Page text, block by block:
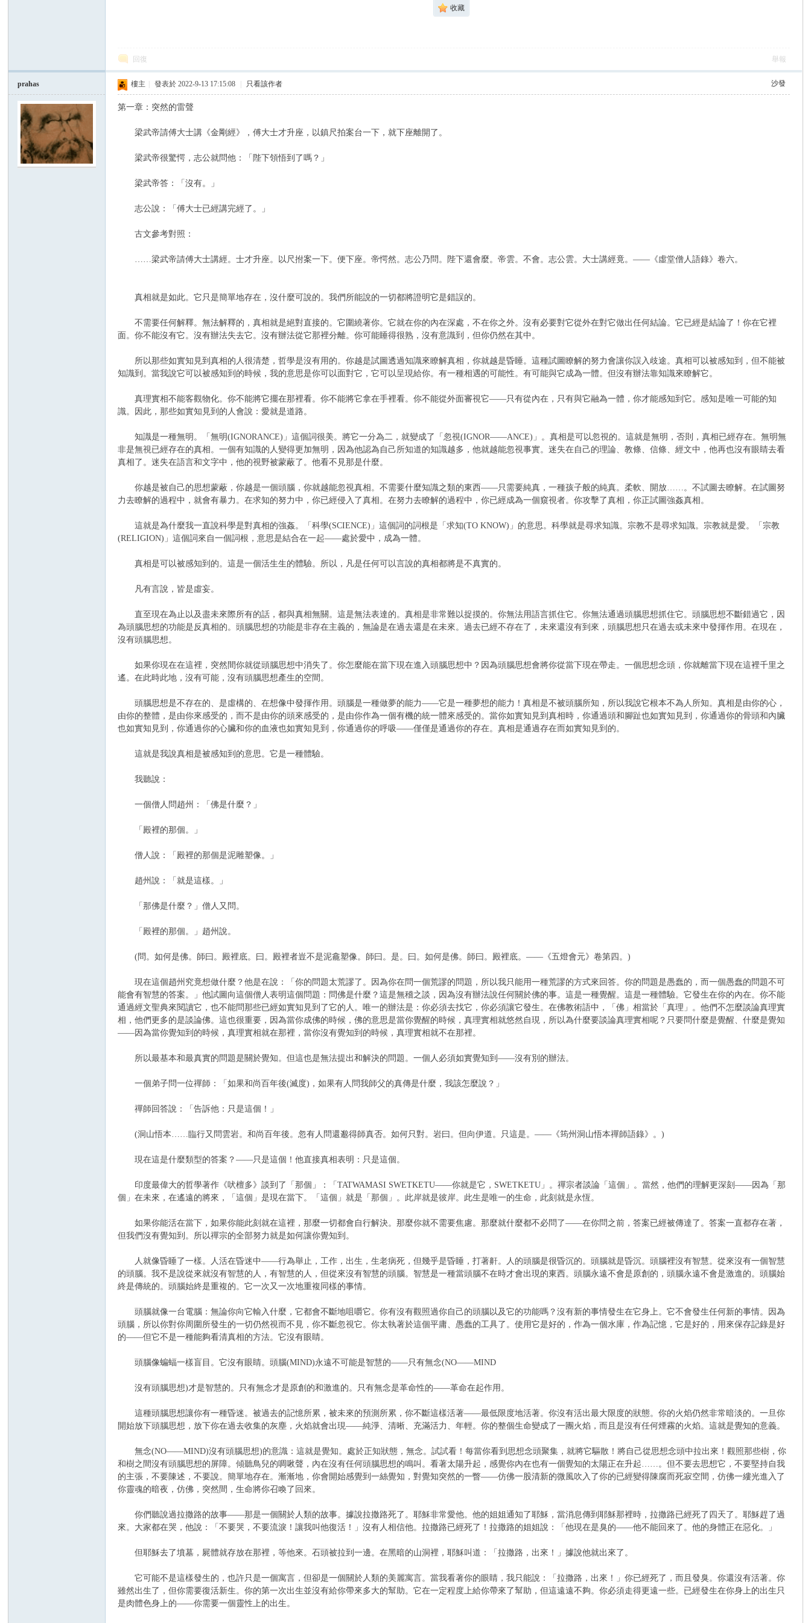
收藏
回復 舉報
prahas 沙發
樓主 發表於 2022-9-13 17:15:08 只看該作者
第一章：突然的雷聲
梁武帝請傅大士講《金剛經》，傅大士才升座，以鎮尺拍案台一下，就下座離開了。
梁武帝很驚愕，志公就問他：「陛下領悟到了嗎？」
梁武帝答：「沒有。」
志公說：「傅大士已經講完經了。」
古文參考對照：
……梁武帝請傅大士講經。士才升座。以尺拊案一下。便下座。帝愕然。志公乃問。陛下還會麼。帝雲。不會。志公雲。大士講經竟。——《虛堂僧人語錄》卷六。
真相就是如此。它只是簡單地存在，沒什麼可說的。我們所能說的一切都將證明它是錯誤的。
不需要任何解釋。無法解釋的，真相就是絕對直接的。它圍繞著你。它就在你的內在深處，不在你之外。沒有必要對它從外在對它做出任何結論。它已經是結論了！你在它裡
面。你不能沒有它。沒有辦法失去它。沒有辦法從它那裡分離。你可能睡得很熟，沒有意識到，但你仍然在其中。
所以那些如實知見到真相的人很清楚，哲學是沒有用的。你越是試圖透過知識來瞭解真相，你就越是昏睡。這種試圖瞭解的努力會讓你誤入歧途。真相可以被感知到，但不能被
知識到。當我說它可以被感知到的時候，我的意思是你可以面對它，它可以呈現給你。有一種相遇的可能性。有可能與它成為一體。但沒有辦法靠知識來瞭解它。
真理實相不能客觀物化。你不能將它擺在那裡看。你不能將它拿在手裡看。你不能從外面審視它——只有從內在，只有與它融為一體，你才能感知到它。感知是唯一可能的知
識。因此，那些如實知見到的人會說：愛就是道路。
知識是一種無明。「無明(IGNORANCE)」這個詞很美。將它一分為二，就變成了「忽視(IGNOR——ANCE)」。真相是可以忽視的。這就是無明，否則，真相已經存在。無明無
非是無視已經存在的真相。一個有知識的人變得更加無明，因為他認為自己所知道的知識越多，他就越能忽視事實。迷失在自己的理論、教條、信條、經文中，他再也沒有眼睛去看
真相了。迷失在語言和文字中，他的視野被蒙蔽了。他看不見那是什麼。
你越是被自己的思想蒙蔽，你越是一個頭腦，你就越能忽視真相。不需要什麼知識之類的東西——只需要純真，一種孩子般的純真。柔軟、開放……。不試圖去瞭解。在試圖努
力去瞭解的過程中，就會有暴力。在求知的努力中，你已經侵入了真相。在努力去瞭解的過程中，你已經成為一個窺視者。你攻擊了真相，你正試圖強姦真相。
這就是為什麼我一直說科學是對真相的強姦。「科學(SCIENCE)」這個詞的詞根是「求知(TO KNOW)」的意思。科學就是尋求知識。宗教不是尋求知識。宗教就是愛。「宗教
(RELIGION)」這個詞來自一個詞根，意思是結合在一起——處於愛中，成為一體。
真相是可以被感知到的。這是一個活生生的體驗。所以，凡是任何可以言說的真相都將是不真實的。
凡有言說，皆是虛妄。
直至現在為止以及盡未來際所有的話，都與真相無關。這是無法表達的。真相是非常難以捉摸的。你無法用語言抓住它。你無法通過頭腦思想抓住它。頭腦思想不斷錯過它，因
為頭腦思想的功能是反真相的。頭腦思想的功能是非存在主義的，無論是在過去還是在未來。過去已經不存在了，未來還沒有到來，頭腦思想只在過去或未來中發揮作用。在現在，
沒有頭腦思想。
如果你現在在這裡，突然間你就從頭腦思想中消失了。你怎麼能在當下現在進入頭腦思想中？因為頭腦思想會將你從當下現在帶走。一個思想念頭，你就離當下現在這裡千里之
遙。在此時此地，沒有可能，沒有頭腦思想產生的空間。
頭腦思想是不存在的、是虛構的、在想像中發揮作用。頭腦是一種做夢的能力——它是一種夢想的能力！真相是不被頭腦所知，所以我說它根本不為人所知。真相是由你的心，
由你的整體，是由你來感受的，而不是由你的頭來感受的，是由你作為一個有機的統一體來感受的。當你如實知見到真相時，你通過頭和腳趾也如實知見到，你通過你的骨頭和內臟
也如實知見到，你通過你的心臟和你的血液也如實知見到，你通過你的呼吸——僅僅是通過你的存在。真相是通過存在而如實知見到的。
這就是我說真相是被感知到的意思。它是一種體驗。
我聽說：
一個僧人問趙州：「佛是什麼？」
「殿裡的那個。」
僧人說：「殿裡的那個是泥雕塑像。」
趙州說：「就是這樣。」
「那佛是什麼？」僧人又問。
「殿裡的那個。」趙州說。
(問。如何是佛。師曰。殿裡底。曰。殿裡者豈不是泥龕塑像。師曰。是。曰。如何是佛。師曰。殿裡底。——《五燈會元》卷第四。)
現在這個趙州究竟想做什麼？他是在說：「你的問題太荒謬了。因為你在問一個荒謬的問題，所以我只能用一種荒謬的方式來回答。你的問題是愚蠢的，而一個愚蠢的問題不可
能會有智慧的答案。」他試圖向這個僧人表明這個問題：問佛是什麼？這是無稽之談，因為沒有辦法說任何關於佛的事。這是一種覺醒。這是一種體驗。它發生在你的內在。你不能
通過經文聖典來閱讀它，也不能問那些已經如實知見到了它的人。唯一的辦法是：你必須去找它，你必須讓它發生。在佛教術語中，「佛」相當於「真理」。他們不怎麼談論真理實
相，他們更多的是談論佛。這也很重要，因為當你成佛的時候，佛的意思是當你覺醒的時候，真理實相就悠然自現，所以為什麼要談論真理實相呢？只要問什麼是覺醒、什麼是覺知
——因為當你覺知到的時候，真理實相就在那裡，當你沒有覺知到的時候，真理實相就不在那裡。
所以最基本和最真實的問題是關於覺知。但這也是無法提出和解決的問題。一個人必須如實覺知到——沒有別的辦法。
一個弟子問一位禪師：「如果和尚百年後(滅度)，如果有人問我師父的真傳是什麼，我該怎麼說？」
禪師回答說：「告訴他：只是這個！」
(洞山悟本……臨行又問雲岩。和尚百年後。忽有人問還邈得師真否。如何只對。岩曰。但向伊道。只這是。——《筠州洞山悟本禪師語錄》。)
現在這是什麼類型的答案？——只是這個！他直接真相表明：只是這個。
印度最偉大的哲學著作《吠檀多》談到了「那個」：「TATWAMASI SWETKETU——你就是它，SWETKETU」。禪宗者談論「這個」。當然，他們的理解更深刻——因為「那
個」在未來，在遙遠的將來，「這個」是現在當下。「這個」就是「那個」。此岸就是彼岸。此生是唯一的生命，此刻就是永恆。
如果你能活在當下，如果你能此刻就在這裡，那麼一切都會自行解決。那麼你就不需要焦慮。那麼就什麼都不必問了——在你問之前，答案已經被傳達了。答案一直都存在著，
但我們沒有覺知到。所以禪宗的全部努力就是如何讓你覺知到。
人就像昏睡了一樣。人活在昏迷中——行為舉止，工作，出生，生老病死，但幾乎是昏睡，打著鼾。人的頭腦是很昏沉的。頭腦就是昏沉。頭腦裡沒有智慧。從來沒有一個智慧
的頭腦。我不是說從來就沒有智慧的人，有智慧的人，但從來沒有智慧的頭腦。智慧是一種當頭腦不在時才會出現的東西。頭腦永遠不會是原創的，頭腦永遠不會是激進的。頭腦始
終是傳統的。頭腦始終是重複的。它一次又一次地重複同樣的事情。
頭腦就像一台電腦：無論你向它輸入什麼，它都會不斷地咀嚼它。你有沒有觀照過你自己的頭腦以及它的功能嗎？沒有新的事情發生在它身上。它不會發生任何新的事情。因為
頭腦，所以你對你周圍所發生的一切仍然視而不見，你不斷忽視它。你太執著於這個平庸、愚蠢的工具了。使用它是好的，作為一個水庫，作為記憶，它是好的，用來保存記錄是好
的——但它不是一種能夠看清真相的方法。它沒有眼睛。
頭腦像蝙蝠一樣盲目。它沒有眼睛。頭腦(MIND)永遠不可能是智慧的——只有無念(NO——MIND
沒有頭腦思想)才是智慧的。只有無念才是原創的和激進的。只有無念是革命性的——革命在起作用。
這種頭腦思想讓你有一種昏迷。被過去的記憶所累，被未來的預測所累，你不斷這樣活著——最低限度地活著。你沒有活出最大限度的狀態。你的火焰仍然非常暗淡的。一旦你
開始放下頭腦思想，放下你在過去收集的灰塵，火焰就會出現——純淨、清晰、充滿活力、年輕。你的整個生命變成了一團火焰，而且是沒有任何煙霧的火焰。這就是覺知的意義。
無念(NO——MIND)沒有頭腦思想)的意識：這就是覺知。處於正知狀態，無念。試試看！每當你看到思想念頭聚集，就將它驅散！將自己從思想念頭中拉出來！觀照那些樹，你
和樹之間沒有頭腦思想的屏障。傾聽鳥兒的啁啾聲，內在沒有任何頭腦思想的鳴叫。看著太陽升起，感覺你內在也有一個覺知的太陽正在升起……。但不要去思想它，不要堅持自我
的主張，不要陳述，不要說。簡單地存在。漸漸地，你會開始感覺到一絲覺知，對覺知突然的一瞥——仿佛一股清新的微風吹入了你的已經變得陳腐而死寂空間，仿佛一縷光進入了
你靈魂的暗夜，仿佛，突然間，生命將你召喚了回來。
你們聽說過拉撒路的故事——那是一個關於人類的故事。據說拉撒路死了。耶穌非常愛他。他的姐姐通知了耶穌，當消息傳到耶穌那裡時，拉撒路已經死了四天了。耶穌趕了過
來。大家都在哭，他說：「不要哭，不要流淚！讓我叫他復活！」沒有人相信他。拉撒路已經死了！拉撒路的姐姐說：「他現在是臭的——他不能回來了。他的身體正在惡化。」
但耶穌去了墳墓，屍體就存放在那裡，等他來。石頭被拉到一邊。在黑暗的山洞裡，耶穌叫道：「拉撒路，出來！」據說他就出來了。
它可能不是這樣發生的，也許只是一個寓言，但卻是一個關於人類的美麗寓言。當我看著你的眼睛，我只能說：「拉撒路，出來！」你已經死了，而且發臭。你還沒有活著。你
雖然出生了，但你需要復活新生。你的第一次出生並沒有給你帶來多大的幫助。它在一定程度上給你帶來了幫助，但這遠遠不夠。你必須走得更遠一些。已經發生在你身上的出生只
是肉體色身上的——你需要一個靈性上的出生。